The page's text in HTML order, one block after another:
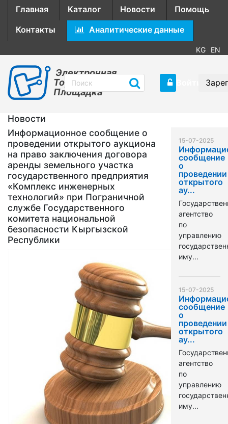
Главная Каталог Новости
Помощь
Контакты
Аналитические данные
KG EN
Электронная
Торговая
Площадка
Новости
Информационное сообщение о
проведении открытого аукциона
на право заключения договора
аренды земельного участка
государственного предприятия
«Комплекс инженерных
технологий» при Пограничной
службе Государственного
комитета национальной
безопасности Кыргызской
Республики
15-07-2025
сообщение
о
проведении
открытого
ау...
агентство
по
управлению
иму...
15-07-2025
сообщение
о
проведении
открытого
ау...
агентство
по
управлению
иму...